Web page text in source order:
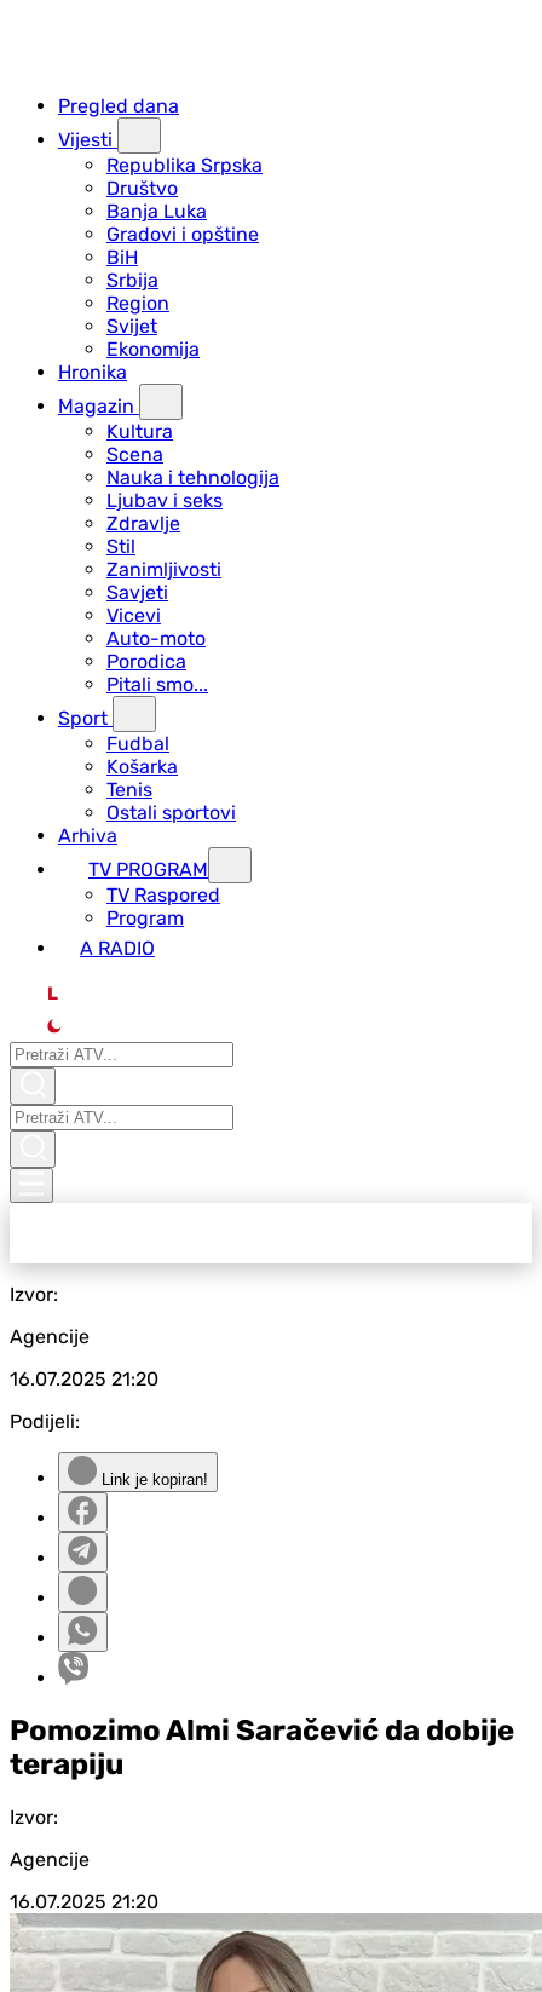
Pregled dana
Vijesti
Republika Srpska
Društvo
Banja Luka
Gradovi i opštine
BiH
Srbija
Region
Svijet
Ekonomija
Hronika
Magazin
Kultura
Scena
Nauka i tehnologija
Ljubav i seks
Zdravlje
Stil
Zanimljivosti
Savjeti
Vicevi
Auto-moto
Porodica
Pitali smo...
Sport
Fudbal
Košarka
Tenis
Ostali sportovi
Arhiva
TV PROGRAM
ТV Raspored
Program
A RADIO
L
Izvor:
Agencije
16.07.2025 21:20
Podijeli:
Link je kopiran!
Pomozimo Almi Saračević da dobije
terapiju
Izvor:
Agencije
16.07.2025 21:20